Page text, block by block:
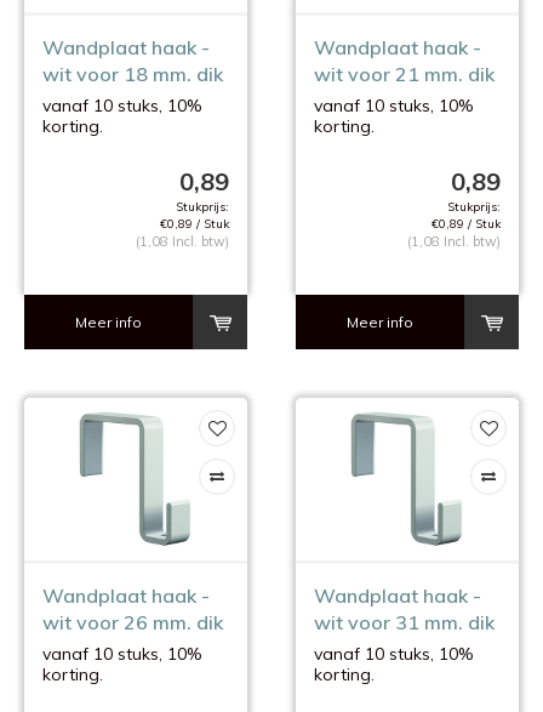
Wandplaat haak -
wit voor 18 mm. dik
plaat
vanaf 10 stuks, 10%
korting.
0,89
Stukprijs:
€0,89 / Stuk
(1,08 Incl. btw)
Meer info
Wandplaat haak -
wit voor 21 mm. dik
plaat
vanaf 10 stuks, 10%
korting.
0,89
Stukprijs:
€0,89 / Stuk
(1,08 Incl. btw)
Meer info
Wandplaat haak -
wit voor 26 mm. dik
plaat
vanaf 10 stuks, 10%
korting.
Wandplaat haak -
wit voor 31 mm. dik
plaat
vanaf 10 stuks, 10%
korting.